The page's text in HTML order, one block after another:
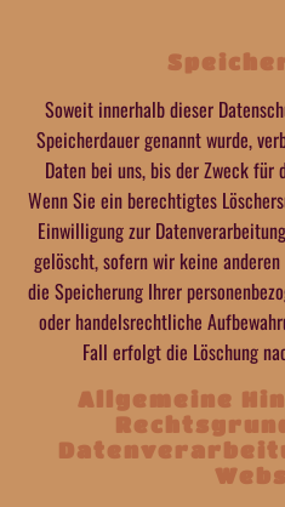
Soweit innerhalb dieser
Speicherdauer genannt wurde,
Daten bei uns, bis der Zweck
Wenn Sie ein berechtigtes
Einwilligung zur
gelöscht, sofern wir keine
die Speicherung Ihrer
oder handelsrechtliche
Fall erfolgt die Löschung
Allgemeine